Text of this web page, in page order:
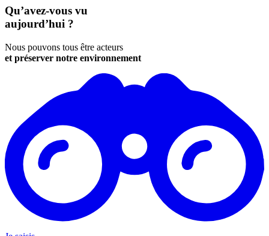
Qu’avez-vous vu
aujourd’hui ?
Nous pouvons tous être acteurs
et préserver notre environnement